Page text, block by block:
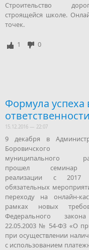
Строительство
строящейся школе.
точек.
1 0
Формула
15.12.2016 — 22:07
9 декабря в
Боровичского
муниципального
прошел
реализации с 2017
обязательных
переходу на онлайн-
рамках новых
Федерального
22.05.2003 № 54-ФЗ «О
при осуществлении
с использованием